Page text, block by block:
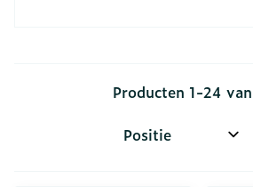
Producten 1-24 van
Sorteer op: